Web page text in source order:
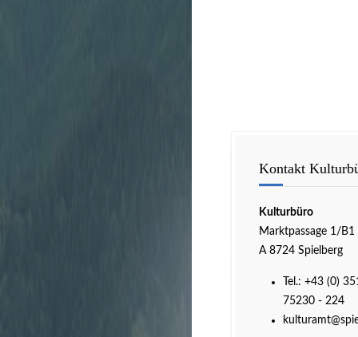
Kontakt
Kulturbüro
Marktpassage 1/B1
A 8724 Spielberg
Tel.: +43 (0)
75230 - 224